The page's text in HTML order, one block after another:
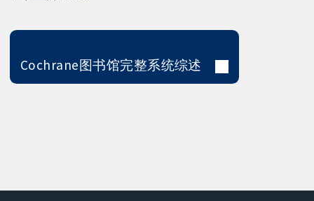
Cochrane图书馆完整系统综述